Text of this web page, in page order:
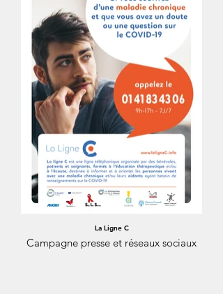
La Ligne C
Campagne presse et réseaux sociaux